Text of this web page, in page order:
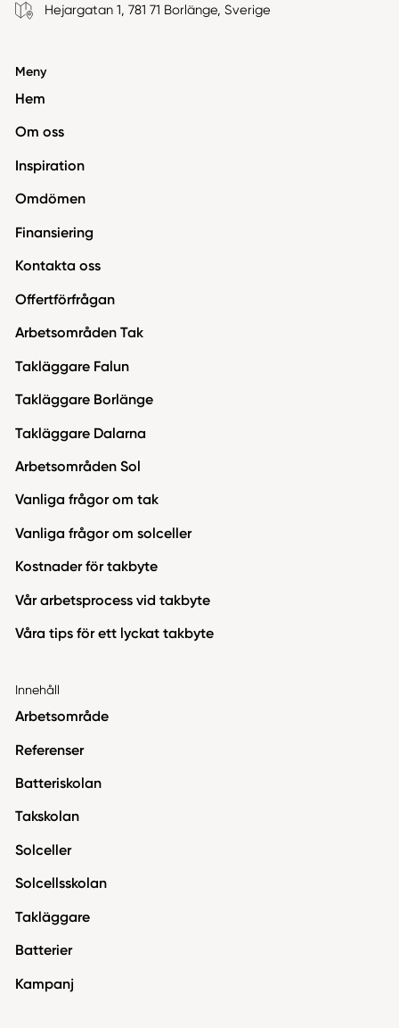
Hejargatan 1, 781 71 Borlänge, Sverige
Meny
Hem
Om oss
Inspiration
Omdömen
Finansiering
Kontakta oss
Offertförfrågan
Arbetsområden Tak
Takläggare Falun
Takläggare Borlänge
Takläggare Dalarna
Arbetsområden Sol
Vanliga frågor om tak
Vanliga frågor om solceller
Kostnader för takbyte
Vår arbetsprocess vid takbyte
Våra tips för ett lyckat takbyte
Innehåll
Arbetsområde
Referenser
Batteriskolan
Takskolan
Solceller
Solcellsskolan
Takläggare
Batterier
Kampanj